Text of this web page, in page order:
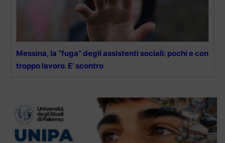
Messina, la “fuga” degli assistenti sociali: pochi e con
troppo lavoro. E’ scontro